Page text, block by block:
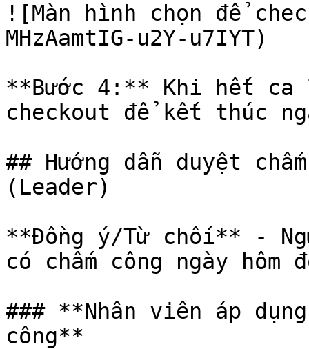
![Màn hình chọn để
MHzAamtIG-u2Y-u7IYT)
**Bước 4:** Khi hết ca
checkout để kết thúc
## Hướng dẫn duyệt
(Leader)
**Đồng ý/Từ chối** -
có chấm công ngày
### **Nhân viên áp
công**